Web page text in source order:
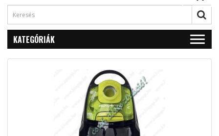
KATEGÓRIÁK